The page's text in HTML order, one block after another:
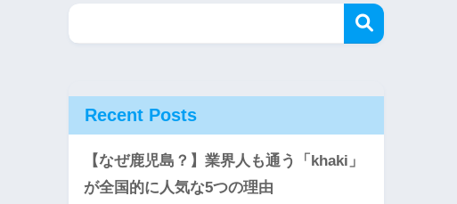
Recent Posts
【なぜ鹿児島？】業界人も通う「khaki」
が全国的に人気な5つの理由